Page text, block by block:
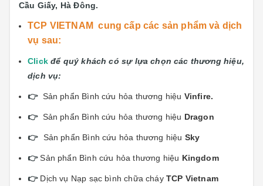
Cầu Giấy, Hà Đông.
TCP VIETNAM cung cấp các sản phẩm và dịch
vụ sau:
Click để quý khách có sự lựa chọn các thương hiệu,
dịch vụ:
👉 Sản phẩn Bình cứu hỏa thương hiệu Vinfire.
👉 Sản phẩn Bình cứu hỏa thương hiệu Dragon
👉 Sản phẩn Bình cứu hỏa thương hiệu Sky
👉Sản phẩn Bình cứu hỏa thương hiệu Kingdom
👉 Dịch vụ Nạp sạc bình chữa cháy TCP Vietnam